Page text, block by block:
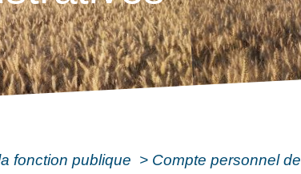
fonction publique > Compte personnel de